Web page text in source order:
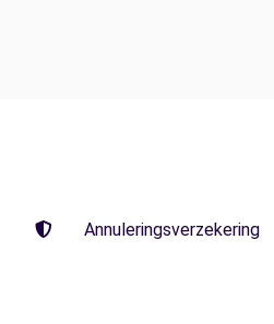
Annuleringsverzekering